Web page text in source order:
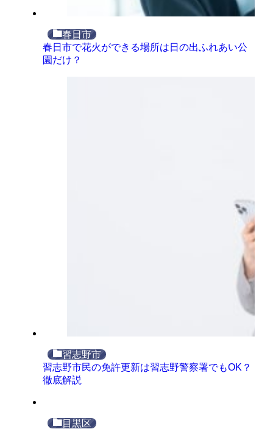
春日市
春日市で花火ができる場所は日の出ふれあい公
園だけ？
習志野市
習志野市民の免許更新は習志野警察署でもOK？
徹底解説
目黒区